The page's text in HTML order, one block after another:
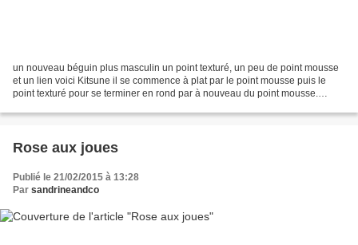
un nouveau béguin plus masculin un point texturé, un peu de point mousse
et un lien voici Kitsune il se commence à plat par le point mousse puis le
point texturé pour se terminer en rond par à nouveau du point mousse.
Rose aux joues
Publié le 21/02/2015 à 13:28
Par sandrineandco